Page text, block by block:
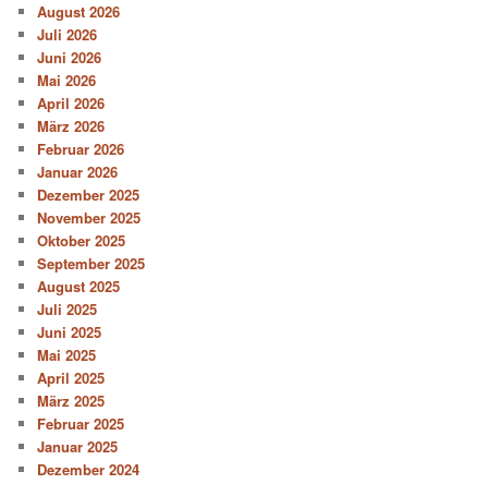
August 2026
Juli 2026
Juni 2026
Mai 2026
April 2026
März 2026
Februar 2026
Januar 2026
Dezember 2025
November 2025
Oktober 2025
September 2025
August 2025
Juli 2025
Juni 2025
Mai 2025
April 2025
März 2025
Februar 2025
Januar 2025
Dezember 2024